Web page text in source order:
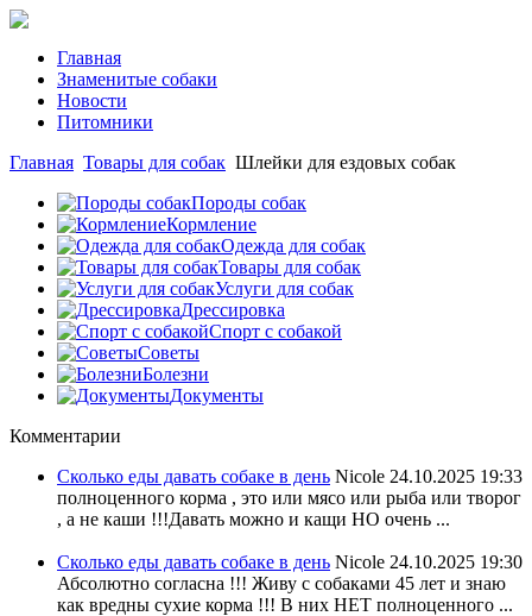
Главная
Знаменитые собаки
Новости
Питомники
Главная Товары для собак Шлейки для ездовых собак
Породы собак
Кормление
Одежда для собак
Товары для собак
Услуги для собак
Дрессировка
Спорт с собакой
Советы
Болезни
Документы
Комментарии
Сколько еды давать собаке в день Nicole 24.10.2025 19:33
полноценного корма , это или мясо или рыба или творог
, а не каши !!!Давать можно и кащи НО очень ...
Сколько еды давать собаке в день Nicole 24.10.2025 19:30
Абсолютно согласна !!! Живу с собаками 45 лет и знаю
как вредны сухие корма !!! В них НЕТ полноценного ...